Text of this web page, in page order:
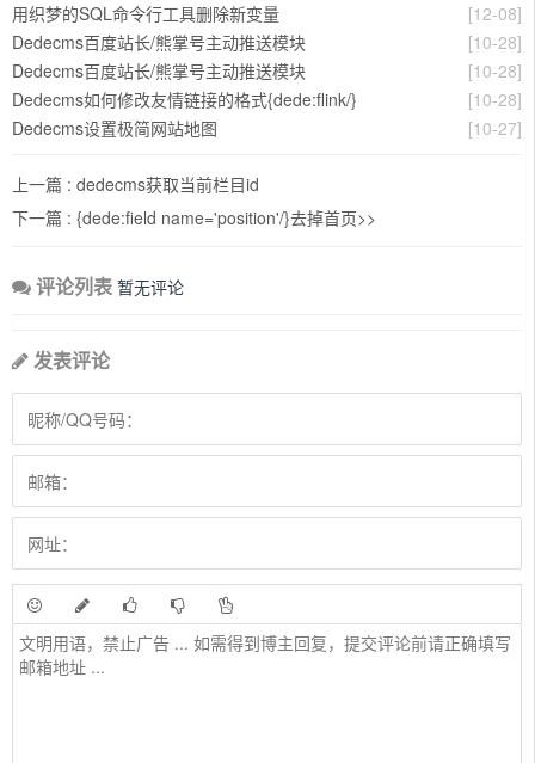
[12-08]
用织梦的SQL命令行工具删除新变量
[10-28]
Dedecms百度站长/熊掌号主动推送模块
[10-28]
Dedecms百度站长/熊掌号主动推送模块
[10-28]
Dedecms如何修改友情链接的格式{dede:flink/}
[10-27]
Dedecms设置极简网站地图
上一篇 : dedecms获取当前栏目id
下一篇 : {dede:field name='position'/}去掉首页>>
评论列表 暂无评论
发表评论